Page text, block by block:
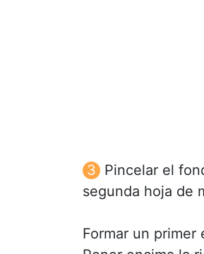
Pincelar el
segunda hoja de
Formar un